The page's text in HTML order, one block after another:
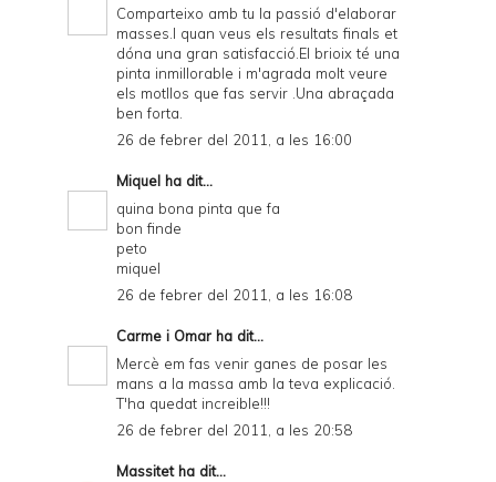
Comparteixo amb tu la passió d'elaborar
masses.I quan veus els resultats finals et
dóna una gran satisfacció.El brioix té una
pinta inmillorable i m'agrada molt veure
els motllos que fas servir .Una abraçada
ben forta.
26 de febrer del 2011, a les 16:00
Miquel ha dit...
quina bona pinta que fa
bon finde
peto
miquel
26 de febrer del 2011, a les 16:08
Carme i Omar ha dit...
Mercè em fas venir ganes de posar les
mans a la massa amb la teva explicació.
T'ha quedat increible!!!
26 de febrer del 2011, a les 20:58
Massitetha dit...